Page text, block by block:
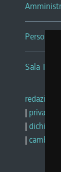
Persone e
Sala
redazione
| privacy
|
| cambio